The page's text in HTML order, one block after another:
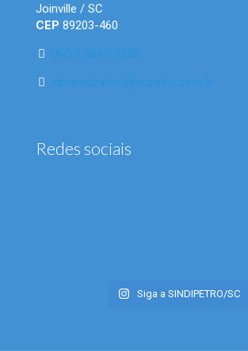
Joinville / SC
CEP 89203-460
(47) 9 8847-9520
administrativo@scpetro.com.br
Redes sociais
Siga a SINDIPETRO/SC